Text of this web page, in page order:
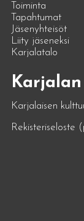
Toiminta
Tapahtumat
Jäsenyhteisöt
Liity jäseneksi
Karjalatalo
Karjalaisen
Rekisteriseloste